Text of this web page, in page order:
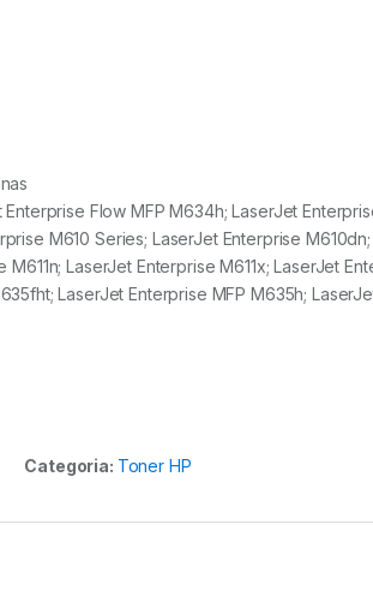
Flow MFP M634h; LaserJet
M610 Series; LaserJet Enterprise
M611n; LaserJet Enterprise M611x; LaserJet
LaserJet Enterprise MFP M635h;
Categoria: Toner HP